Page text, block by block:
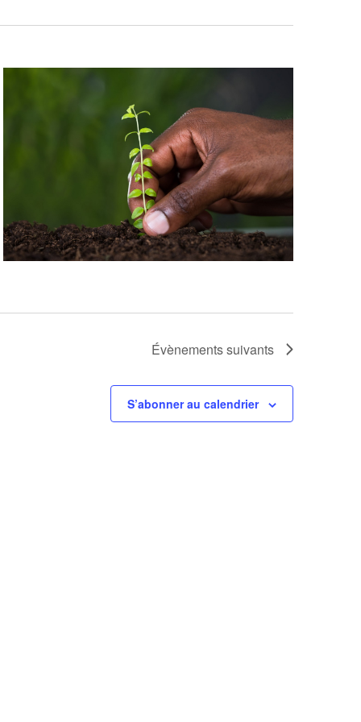
Évènementssuivants
S’abonner au calendrier